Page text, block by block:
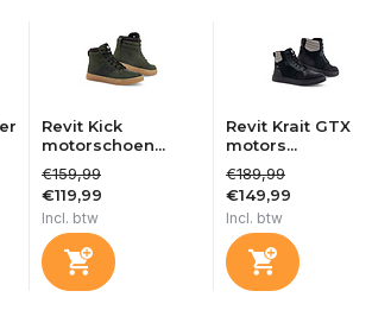
Revit Kick
motorschoen...
€159,99
€119,99
Incl. btw
Revit Krait GTX
motors...
€189,99
€149,99
Incl. btw